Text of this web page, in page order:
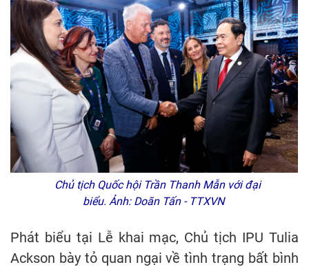
Chủ tịch Quốc hội Trần Thanh Mẫn với đại
biểu. Ảnh: Doãn Tấn - TTXVN
Phát biểu tại Lễ khai mạc, Chủ tịch IPU Tulia
Ackson bày tỏ quan ngại về tình trạng bất bình